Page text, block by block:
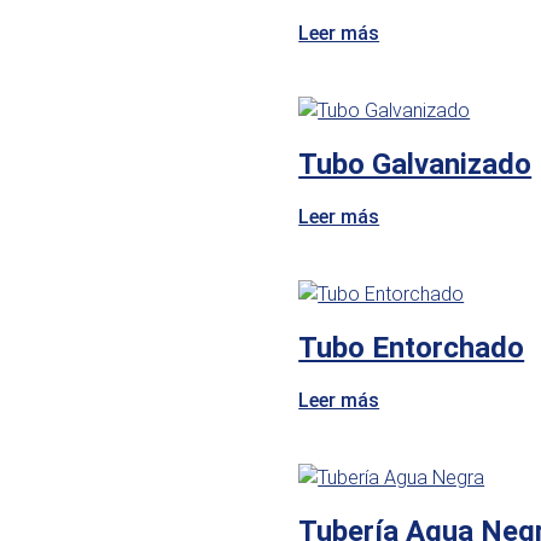
Leer más
Tubo Galvanizado
Leer más
Tubo Entorchado
Leer más
Tubería Agua